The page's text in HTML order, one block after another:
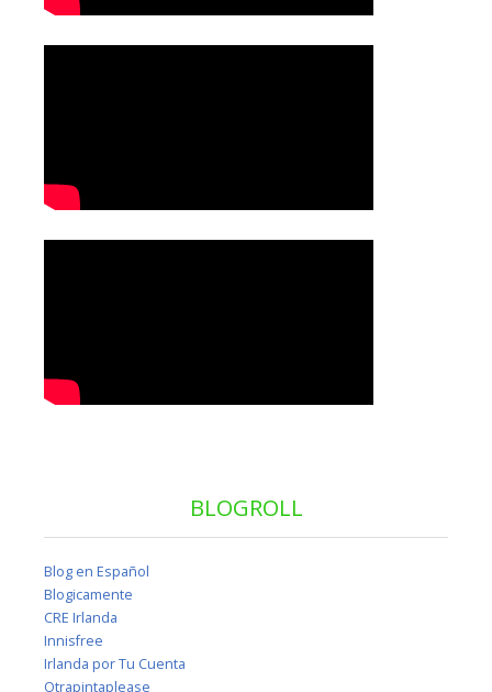
BLOGROLL
Blog en Español
Blogicamente
CRE Irlanda
Innisfree
Irlanda por Tu Cuenta
Otrapintaplease